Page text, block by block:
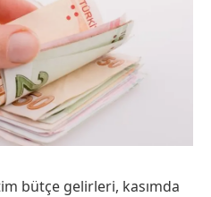
bütçe gelirleri, kasımda